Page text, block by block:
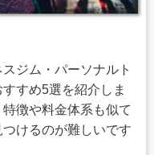
ジム・パーソナルト
すめ5選を紹介しま
徴や料金体系も似て
けるのが難しいです